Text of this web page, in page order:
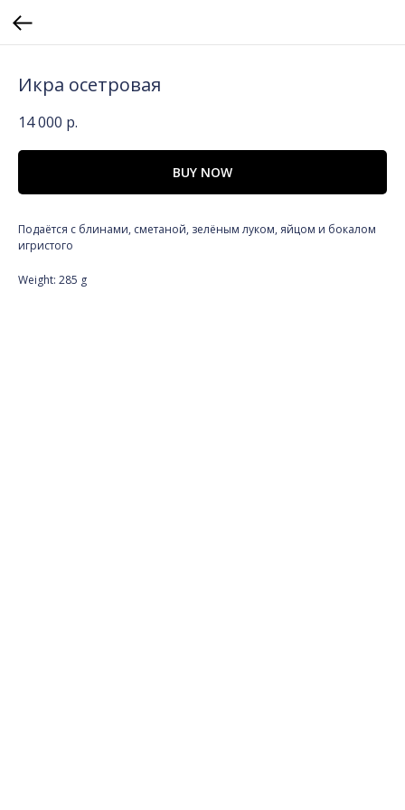
Икра осетровая
14 000 р.
BUY NOW
Подаётся с блинами, сметаной, зелёным луком, яйцом и бокалом
игристого
Weight: 285 g